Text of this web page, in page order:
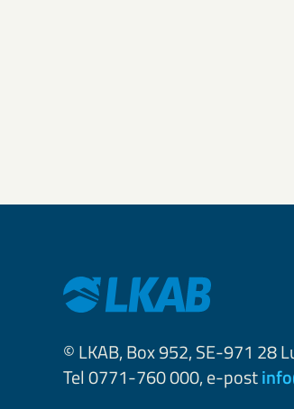
© LKAB, Box 952, SE-971 28
Tel 0771-760 000, e-post